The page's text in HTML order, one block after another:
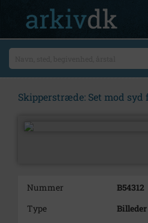
Skipperstræde: Set mod syd
Nummer
B54312
Type
Billeder